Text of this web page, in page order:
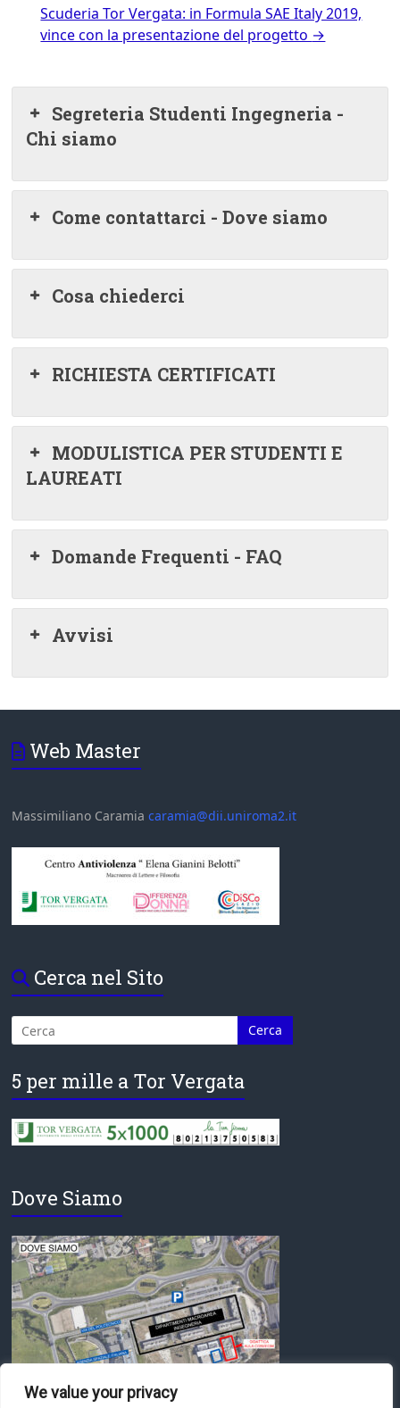
We value your privacy
Scuderia Tor Vergata: in Formula SAE Italy 2019,
vince con la presentazione del progetto →
Segreteria Studenti Ingegneria -
Chi siamo
Come contattarci - Dove siamo
Cosa chiederci
RICHIESTA CERTIFICATI
MODULISTICA PER STUDENTI E
LAUREATI
Domande Frequenti - FAQ
Avvisi
Web Master
Massimiliano Caramiacaramia@dii.uniroma2.it
Cerca nel Sito
5 per mille a Tor Vergata
Dove Siamo